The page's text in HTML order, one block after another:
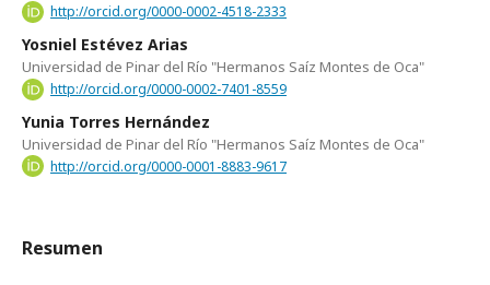
http://orcid.org/0000-0002-4518-2333
Yosniel Estévez Arias
Universidad de Pinar del Río "Hermanos Saíz Montes de Oca"
http://orcid.org/0000-0002-7401-8559
Yunia Torres Hernández
Universidad de Pinar del Río "Hermanos Saíz Montes de Oca"
http://orcid.org/0000-0001-8883-9617
Resumen